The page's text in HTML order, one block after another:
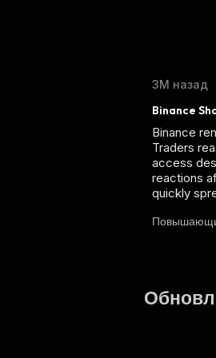
3М назад
Binance
Binance
Traders
access
reactions
quickly